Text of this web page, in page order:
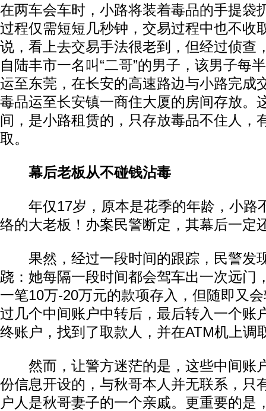
在两车会车时，小路将装着毒品的手提袋
过程仅需短短几秒钟，交易过程中也不收
说，看上去交易手法很老到，但经过侦查
自陆丰市一名叫“二哥”的男子，该男子每
运至东莞，在长安的高速路边与小路完成
毒品运至长安镇一商住大厦的房间存放。
间，是小路租赁的，只存放毒品不住人，
取。
幕后老板从不碰钱沾毒
年仅17岁，原本是花季的年龄，小路
络的大老板！办案民警断定，其幕后一定
果然，经过一段时间的跟踪，民警发
跷：她每隔一段时间都会驾车出一次远门
一笔10万-20万元的款项存入，但随即又
过几个中间账户中转后，最后转入一个账
终账户，找到了取款人，并在ATM机上调
然而，让警方迷茫的是，这些中间账
份信息开设的，与秋哥本人并无联系，只
户人是秋哥妻子的一个亲戚。更重要的是
动物系恋人啊 | 钟欣潼体验爱情哲学 南